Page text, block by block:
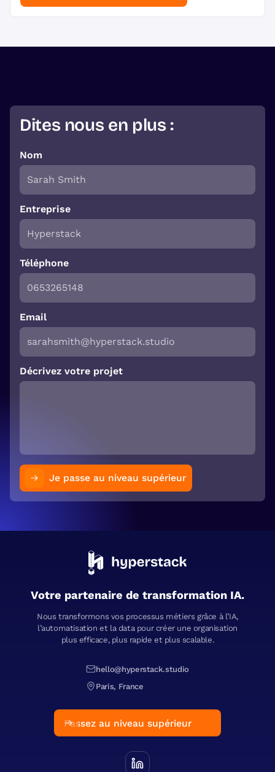
Dites nous en plus :
Nom
Entreprise
Téléphone
Email
Décrivez votre projet
Je passe au niveau supérieur
Votre partenaire de transformation IA.
Nous transformons vos processus métiers grâce à l’IA,
l’automatisation et la data pour créer une organisation
plus efficace, plus rapide et plus scalable.
hello@hyperstack.studio
Paris, France
Passez au niveau supérieur